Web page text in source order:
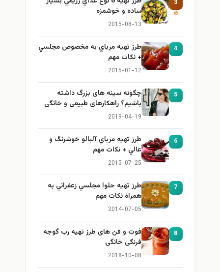
3
ساده و خوشمزه
2015-08-13
4
طرز تهيه مرباي به مخصوص مجلسي
+ نكات مهم
2015-01-12
5
چگونه سینه های بزرگ داشته
باشیم؟ راهکارهای طبیعی و خانگی
برای بزرگ کردن سینه
2019-04-19
6
طرز تهيه مرباي آلبالو خوشرنگ و
عالي + نكات مهم
2015-07-25
7
طرز تهيه حلوا مجلسي زعفراني به
همراه نكات مهم
2014-07-05
8
فوت و فن های طرز تهیه رب گوجه
فرنگی خانگی
2018-10-08